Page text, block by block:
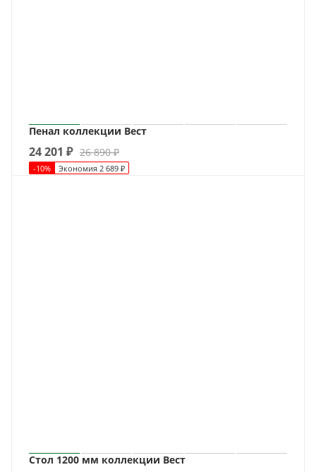
Пенал коллекции Вест
24 201 ₽ 26 890₽
-10% Экономия 2 689 ₽
Стол 1200 мм коллекции Вест